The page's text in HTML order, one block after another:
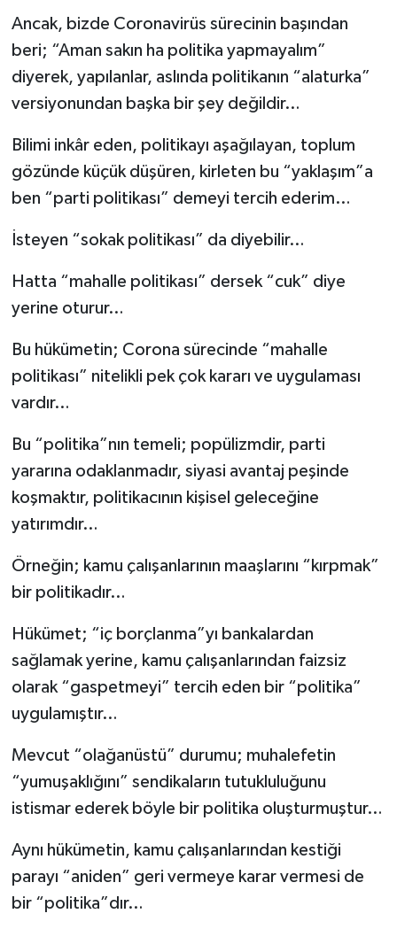
Ancak, bizde Coronavirüs sürecinin başından
beri; “Aman sakın ha politika yapmayalım”
diyerek, yapılanlar, aslında politikanın “alaturka”
versiyonundan başka bir şey değildir…
Bilimi inkâr eden, politikayı aşağılayan, toplum
gözünde küçük düşüren, kirleten bu “yaklaşım”a
ben “parti politikası” demeyi tercih ederim…
İsteyen “sokak politikası” da diyebilir…
Hatta “mahalle politikası” dersek “cuk” diye
yerine oturur…
Bu hükümetin; Corona sürecinde “mahalle
politikası” nitelikli pek çok kararı ve uygulaması
vardır…
Bu “politika”nın temeli; popülizmdir, parti
yararına odaklanmadır, siyasi avantaj peşinde
koşmaktır, politikacının kişisel geleceğine
yatırımdır…
Örneğin; kamu çalışanlarının maaşlarını “kırpmak”
bir politikadır…
Hükümet; “iç borçlanma”yı bankalardan
sağlamak yerine, kamu çalışanlarından faizsiz
olarak “gaspetmeyi” tercih eden bir “politika”
uygulamıştır…
Mevcut “olağanüstü” durumu; muhalefetin
“yumuşaklığını” sendikaların tutukluluğunu
istismar ederek böyle bir politika oluşturmuştur…
Aynı hükümetin, kamu çalışanlarından kestiği
parayı “aniden” geri vermeye karar vermesi de
bir “politika”dır…